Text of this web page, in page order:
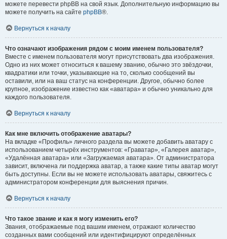
можете перевести phpBB на свой язык. Дополнительную информацию вы
можете получить на сайте phpBB®.
Вернуться к началу
Что означают изображения рядом с моим именем пользователя?
Вместе с именем пользователя могут присутствовать два изображения.
Одно из них может относиться к вашему званию, обычно это звёздочки,
квадратики или точки, указывающие на то, сколько сообщений вы
оставили, или на ваш статус на конференции. Другое, обычно более
крупное, изображение известно как «аватара» и обычно уникально для
каждого пользователя.
Вернуться к началу
Как мне включить отображение аватары?
На вкладке «Профиль» личного раздела вы можете добавить аватару с
использованием четырёх инструментов: «Граватар», «Галерея аватар»,
«Удалённая аватара» или «Загружаемая аватара». От администратора
зависит, включена ли поддержка аватар, а также какие типы аватар могут
быть доступны. Если вы не можете использовать аватары, свяжитесь с
администратором конференции для выяснения причин.
Вернуться к началу
Что такое звание и как я могу изменить его?
Звания, отображаемые под вашим именем, отражают количество
созданных вами сообщений или идентифицируют определённых